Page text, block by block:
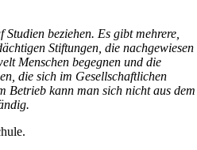
beziehen. Es gibt mehrere,
Stiftungen, die nachgewiesen
Menschen begegnen und die
die sich im Gesellschaftlichen
Betrieb kann man sich nicht aus dem